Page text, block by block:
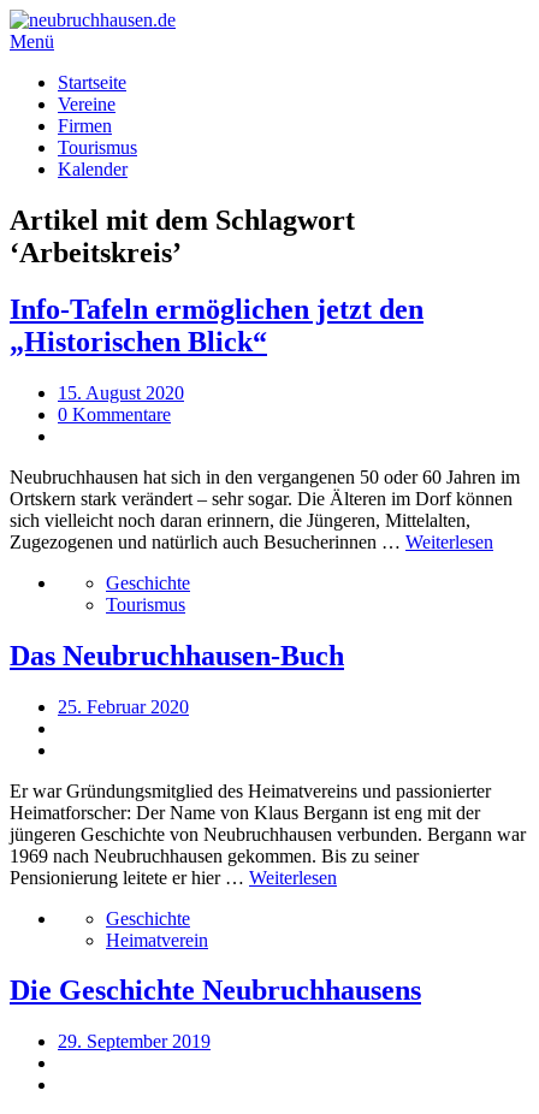
Menü
Startseite
Vereine
Firmen
Tourismus
Kalender
Artikel mit dem Schlagwort
‘Arbeitskreis’
Info-Tafeln ermöglichen jetzt den
„Historischen Blick“
15. August 2020
0 Kommentare
Neubruchhausen hat sich in den vergangenen 50 oder 60 Jahren im
Ortskern stark verändert – sehr sogar. Die Älteren im Dorf können
sich vielleicht noch daran erinnern, die Jüngeren, Mittelalten,
Zugezogenen und natürlich auch Besucherinnen … Weiterlesen
Geschichte
Tourismus
Das Neubruchhausen-Buch
25. Februar 2020
Er war Gründungsmitglied des Heimatvereins und passionierter
Heimatforscher: Der Name von Klaus Bergann ist eng mit der
jüngeren Geschichte von Neubruchhausen verbunden. Bergann war
1969 nach Neubruchhausen gekommen. Bis zu seiner
Pensionierung leitete er hier … Weiterlesen
Geschichte
Heimatverein
Die Geschichte Neubruchhausens
29. September 2019